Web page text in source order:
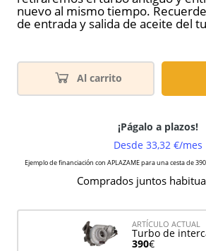
nuevo al mismo tiempo.
de entrada y salida de aceite del
Al carrito
Comprados juntos
ARTÍCULO ACTUAL
Turbo de
390€